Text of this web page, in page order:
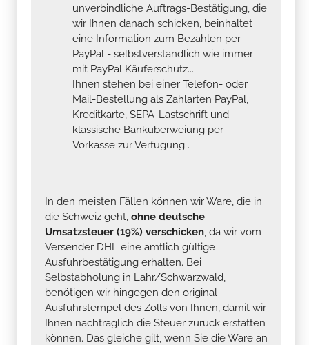
unverbindliche Auftrags-Bestätigung, die
wir Ihnen danach schicken, beinhaltet
eine Information zum Bezahlen per
PayPal - selbstverständlich wie immer
mit PayPal Käuferschutz...
Ihnen stehen bei einer Telefon- oder
Mail-Bestellung als Zahlarten PayPal,
Kreditkarte, SEPA-Lastschrift und
klassische Banküberweiung per
Vorkasse zur Verfügung .
In den meisten Fällen können wir Ware, die in
die Schweiz geht, ohne deutsche
Umsatzsteuer (19%) verschicken, da wir vom
Versender DHL eine amtlich gültige
Ausfuhrbestätigung erhalten. Bei
Selbstabholung in Lahr/Schwarzwald,
benötigen wir hingegen den original
Ausfuhrstempel des Zolls von Ihnen, damit wir
Ihnen nachträglich die Steuer zurück erstatten
können. Das gleiche gilt, wenn Sie die Ware an